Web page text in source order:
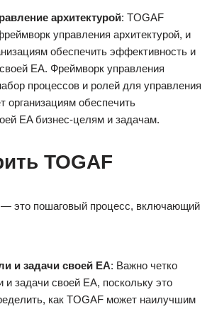
архитектурой: TOGAF
управления архитектурой, и
обеспечить эффективность и
EA. Фреймворк управления
процессов и ролей для управления
организациям обеспечить
EA бизнес-целям и задачам.
TOGAF
это пошаговый процесс, включающий
и задачи своей EA: Важно четко
и задачи своей EA, поскольку это
как TOGAF может наилучшим